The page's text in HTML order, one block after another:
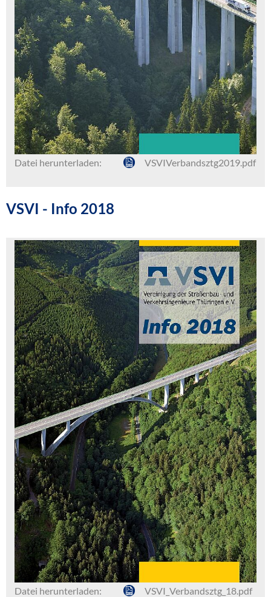
Datei herunterladen: VSVIVerbandsztg2019.pdf
VSVI - Info 2018
Datei herunterladen: VSVI_Verbandsztg_18.pdf